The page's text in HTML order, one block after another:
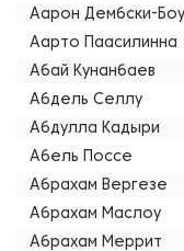
Аарон Дембски-
Аарто Паасилинна
Абай Кунанбаев
Абдель Селлу
Абдулла Кадыри
Абель Поссе
Абрахам Вергезе
Абрахам Маслоу
Абрахам Меррит